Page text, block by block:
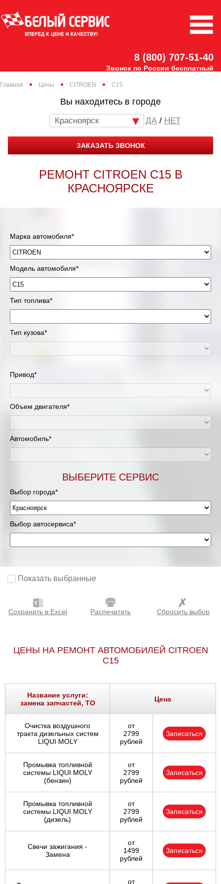
8 (800) 707-51-40
Звонок по России бесплатный
Главная Цены CITROEN C15
Вы находитесь в городе
Красноярск / НЕТ
ЗАКАЗАТЬ ЗВОНОК
РЕМОНТ CITROEN C15 В
КРАСНОЯРСКЕ
Марка автомобиля*
Модель автомобиля*
Тип топлива*
Тип кузова*
Привод*
Объем двигателя*
Автомобиль*
ВЫБЕРИТЕ СЕРВИС
Выбор города*
Выбор автосервиса*
Показать выбранные
Сохранить в Excel Распечатать Сбросить выбор
ЦЕНЫ НА РЕМОНТ АВТОМОБИЛЕЙ CITROEN
C15
Название услуги:
замена запчастей, ТО
Цена
Очистка воздушного
тракта дизельных систем
LIQUI MOLY
от
2799
рублей
Записаться
Промывка топливной
системы LIQUI MOLY
(бензин)
от
2799
рублей
Записаться
Промывка топливной
системы LIQUI MOLY
(дизель)
от
2799
рублей
Записаться
Свечи зажигания -
Замена
от
1499
рублей
Записаться
от